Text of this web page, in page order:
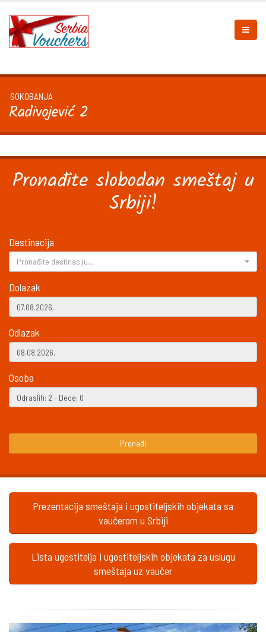
SOKOBANJA
Radivojević 2
Pronađite slobodan smeštaj u
Srbiji!
Destinacija
Pronađite destinaciju...
Dolazak
Odlazak
Osoba
Pronađi
Prezentacija smeštaja i ugostiteljskih objekata sa
vaučerom u Srbiji
Lista ugostitelja i ugostiteljskih objekata za uslugu
smeštaja uz vaučer